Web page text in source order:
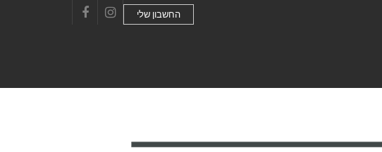
Instagram
החשבון שלי